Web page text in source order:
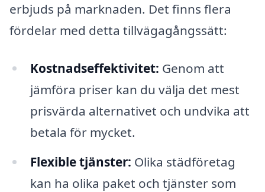
erbjuds på marknaden. Det finns flera
fördelar med detta tillvägagångssätt:
Kostnadseffektivitet: Genom att
jämföra priser kan du välja det mest
prisvärda alternativet och undvika att
betala för mycket.
Flexible tjänster: Olika städföretag
kan ha olika paket och tjänster som